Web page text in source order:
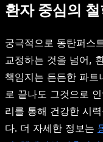
환자 중심의
궁극적으로 동탄퍼스
교정하는 것을 넘어,
책임지는 든든한 파트
로 끝나도 그것으로
리를 통해 건강한 시
다. 더 자세한 정보는